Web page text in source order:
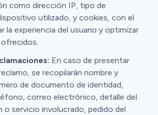
como dirección IP, tipo de
utilizado, y cookies, con el
la experiencia del usuario y optimizar
En caso de presentar
se recopilarán nombre y
de documento de identidad,
correo electrónico, detalle del
o servicio involucrado, pedido del